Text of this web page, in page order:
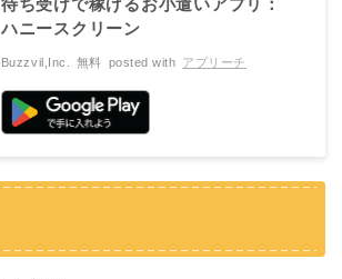
ハニースクリーン
Buzzvil,Inc. 無料 posted with アプリーチ